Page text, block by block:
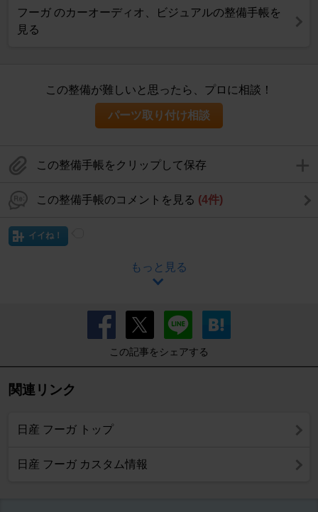
フーガ のカーオーディオ、ビジュアルの整備手帳を
見る
この整備が難しいと思ったら、プロに相談！
パーツ取り付け相談
この整備手帳をクリップして保存
この整備手帳のコメントを見る (4件)
イイね！
もっと見る
この記事をシェアする
関連リンク
日産 フーガ トップ
日産 フーガ カスタム情報